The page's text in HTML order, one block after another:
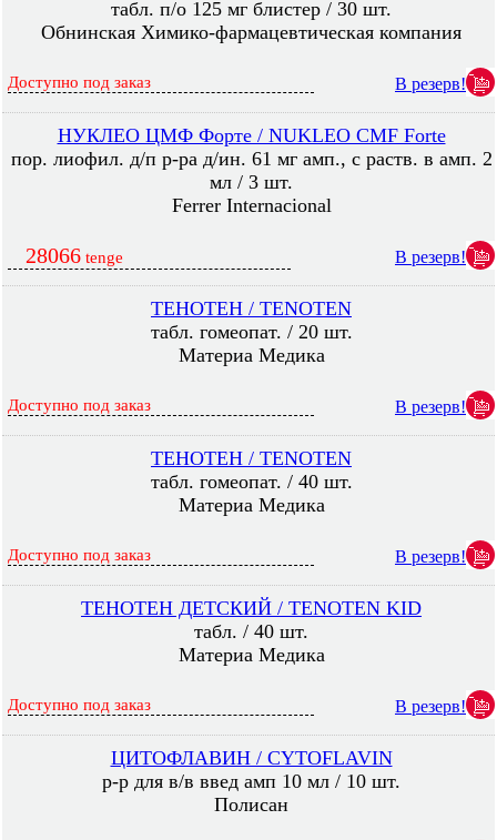
табл. п/о 125 мг блистер / 30 шт.
Обнинская Химико-фармацевтическая компания
Доступно под заказ В резерв!
НУКЛЕО ЦМФ Форте / NUKLEO CMF Forte
пор. лиофил. д/п р-ра д/ин. 61 мг амп., с раств. в амп. 2
мл / 3 шт.
Ferrer Internacional
28066 tenge В резерв!
ТЕНОТЕН / TENOTEN
табл. гомеопат. / 20 шт.
Материа Медика
Доступно под заказ В резерв!
ТЕНОТЕН / TENOTEN
табл. гомеопат. / 40 шт.
Материа Медика
Доступно под заказ В резерв!
ТЕНОТЕН ДЕТСКИЙ / TENOTEN KID
табл. / 40 шт.
Материа Медика
Доступно под заказ В резерв!
ЦИТОФЛАВИН / CYTOFLAVIN
р-р для в/в введ амп 10 мл / 10 шт.
Полисан